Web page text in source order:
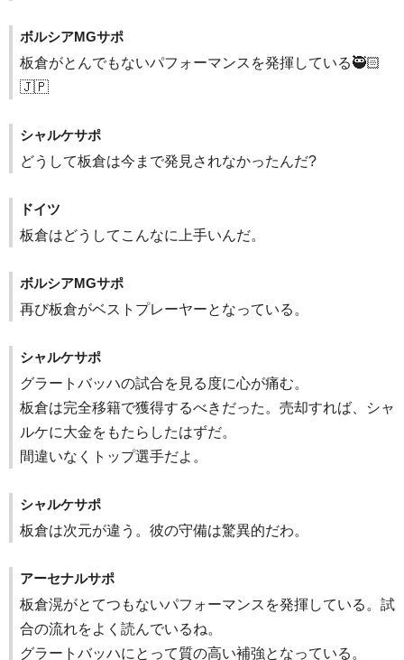
ボルシアMGサポ
板倉がとんでもないパフォーマンスを発揮している🥷🏻
🇯🇵
シャルケサポ
どうして板倉は今まで発見されなかったんだ?
ドイツ
板倉はどうしてこんなに上手いんだ。
ボルシアMGサポ
再び板倉がベストプレーヤーとなっている。
シャルケサポ
グラートバッハの試合を見る度に心が痛む。
板倉は完全移籍で獲得するべきだった。売却すれば、シャ
ルケに大金をもたらしたはずだ。
間違いなくトップ選手だよ。
シャルケサポ
板倉は次元が違う。彼の守備は驚異的だわ。
アーセナルサポ
板倉滉がとてつもないパフォーマンスを発揮している。試
合の流れをよく読んでいるね。
グラートバッハにとって質の高い補強となっている。